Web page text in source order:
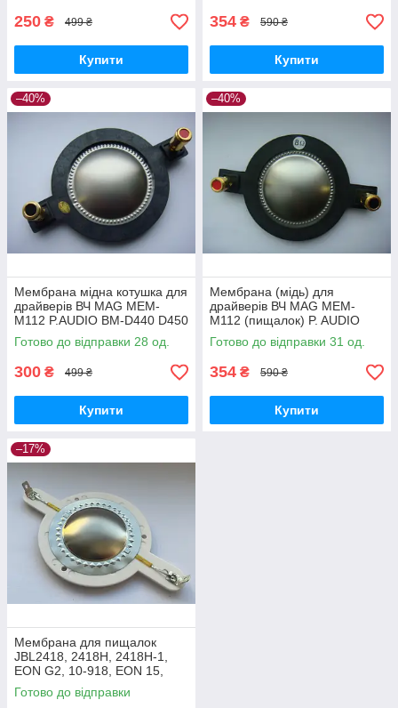
250 ₴ 499 ₴
Купити
354 ₴ 590 ₴
Купити
–40%
Мембрана мідна котушка для
драйверів ВЧ MAG MEM-
M112 P.AUDIO BM-D440 D450
Готово до відправки 28 од.
300 ₴ 499 ₴
Купити
–40%
Мембрана (мідь) для
драйверів ВЧ MAG MEM-
M112 (пищалок) P. AUDIO
BM-D440 D450
Готово до відправки 31 од.
354 ₴ 590 ₴
Купити
–17%
Мембрана для пищалок
JBL2418, 2418H, 2418H-1,
EON G2, 10-918, EON 15,
EON POWER15, MR902,
MR905, MR922, MR925
Готово до відправки